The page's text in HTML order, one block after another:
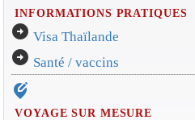
INFORMATIONS PRATIQUES
arrow_circle_right Visa Thaïlande
arrow_circle_right Santé / vaccins
edit_location_alt
VOYAGE SUR MESURE